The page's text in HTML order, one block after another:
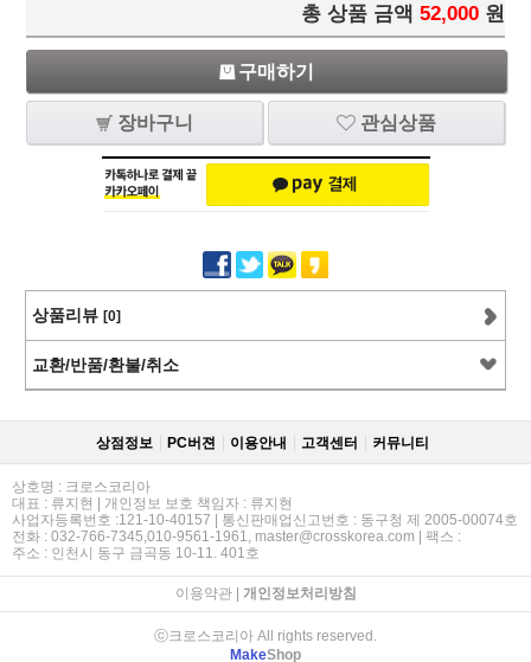
총 상품 금액 52,000 원
구매하기
장바구니 관심상품
상품리뷰 [0]
교환/반품/환불/취소
상점정보 PC버젼 이용안내 고객센터 커뮤니티
상호명 : 크로스코리아
대표 : 류지현 | 개인정보 보호 책임자 : 류지현
사업자등록번호 :121-10-40157 | 통신판매업신고번호 : 동구청 제 2005-00074호
전화 : 032-766-7345,010-9561-1961, master@crosskorea.com | 팩스 :
주소 : 인천시 동구 금곡동 10-11. 401호
이용약관| 개인정보처리방침
ⓒ크로스코리아 All rights reserved.
MakeShop